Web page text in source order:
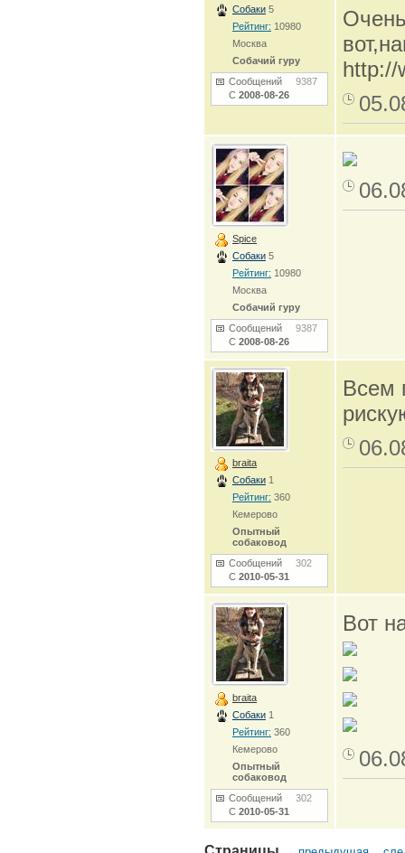
Собаки 5
Рейтинг: 10980
Москва
Собачий гуру
Сообщений 9387
С 2008-08-26
http://
Spice
Собаки 5
Рейтинг: 10980
Москва
Собачий гуру
Сообщений 9387
С 2008-08-26
braita
Собаки 1
Рейтинг: 360
Кемерово
Опытный
собаковод
Сообщений 302
С 2010-05-31
Всем
braita
Собаки 1
Рейтинг: 360
Кемерово
Опытный
собаковод
Сообщений 302
С 2010-05-31
Вот